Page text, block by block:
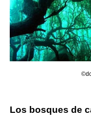
Los bosques de